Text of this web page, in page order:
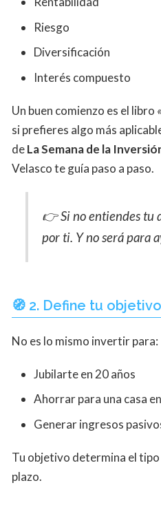
Riesgo
Diversificación
Interés compuesto
Un buen comienzo es el libro
si prefieres algo más
deLa Semana de la
Velasco te guía paso a paso.
👉 Si no entiendes tu
por ti. Y no será para
🧭 2. Define tu
No es lo mismo invertir para:
Jubilarte en 20 años
Ahorrar para una casa
Generar ingresos
Tu objetivo determina el
plazo.